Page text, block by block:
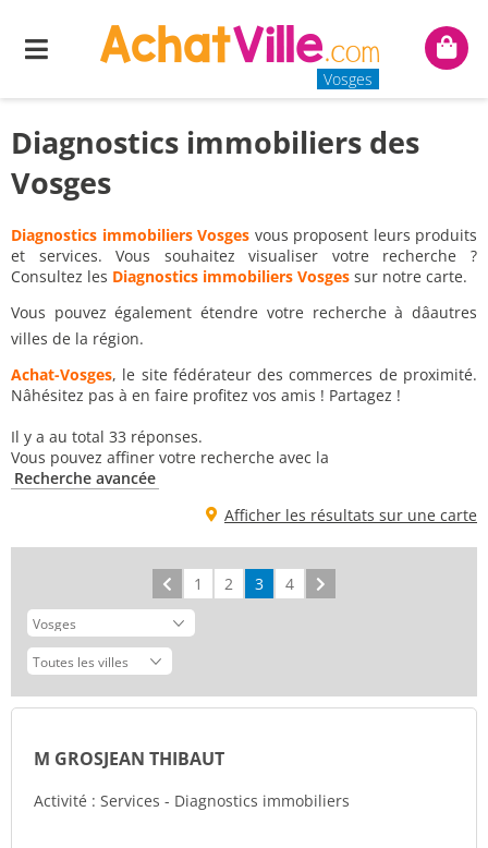
Menu
Vosges
Mon
Diagnostics immobiliers des
Vosges
Diagnostics immobiliers Vosges vous proposent leurs produits
et services. Vous souhaitez visualiser votre recherche ?
Consultez les Diagnostics immobiliers Vosges sur notre carte.
Vous pouvez également étendre votre recherche à dâautres
villes de la région.
Achat-Vosges, le site fédérateur des commerces de proximité.
Nâhésitez pas à en faire profitez vos amis ! Partagez !
Il y a au total 33 réponses.
Vous pouvez affiner votre recherche avec la
Recherche avancée
Afficher les résultats sur une carte
Précédent
1 2 3 4
M GROSJEAN THIBAUT
Activité : Services - Diagnostics immobiliers